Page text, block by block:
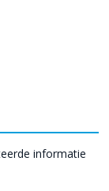
informatie